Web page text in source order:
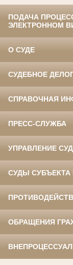
ПОДАЧА
ЭЛЕКТРОННОМ
О СУДЕ
СУДЕБНОЕ
СПРАВОЧНАЯ
ПРЕСС-СЛУЖБА
УПРАВЛЕНИЕ
СУДЫ СУБЪЕКТА
ОБРАЩЕНИЯ